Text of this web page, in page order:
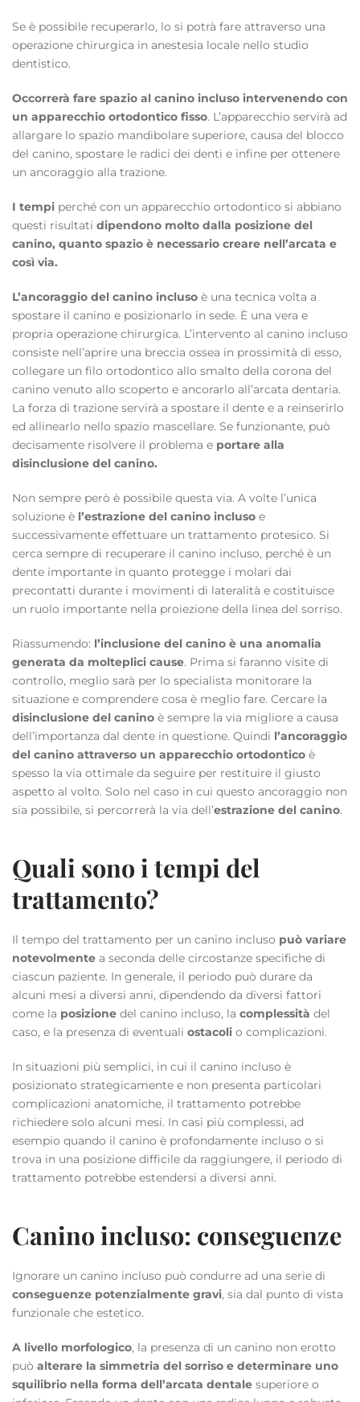
Se è possibile recuperarlo, lo si potrà fare attraverso una
operazione chirurgica in anestesia locale nello studio
dentistico.
Occorrerà fare spazio al canino incluso intervenendo con
un apparecchio ortodontico fisso. L’apparecchio servirà ad
allargare lo spazio mandibolare superiore, causa del blocco
del canino, spostare le radici dei denti e infine per ottenere
un ancoraggio alla trazione.
I tempi perché con un apparecchio ortodontico si abbiano
questi risultati dipendono molto dalla posizione del
canino, quanto spazio è necessario creare nell’arcata e
così via.
L’ancoraggio del canino incluso è una tecnica volta a
spostare il canino e posizionarlo in sede. È una vera e
propria operazione chirurgica. L’intervento al canino incluso
consiste nell’aprire una breccia ossea in prossimità di esso,
collegare un filo ortodontico allo smalto della corona del
canino venuto allo scoperto e ancorarlo all’arcata dentaria.
La forza di trazione servirà a spostare il dente e a reinserirlo
ed allinearlo nello spazio mascellare. Se funzionante, può
decisamente risolvere il problema e portare alla
disinclusione del canino.
Non sempre però è possibile questa via. A volte l’unica
soluzione è l’estrazione del canino incluso e
successivamente effettuare un trattamento protesico. Si
cerca sempre di recuperare il canino incluso, perché è un
dente importante in quanto protegge i molari dai
precontatti durante i movimenti di lateralità e costituisce
un ruolo importante nella proiezione della linea del sorriso.
Riassumendo: l’inclusione del canino è una anomalia
generata da molteplici cause. Prima si faranno visite di
controllo, meglio sarà per lo specialista monitorare la
situazione e comprendere cosa è meglio fare. Cercare la
disinclusione del canino è sempre la via migliore a causa
dell’importanza dal dente in questione. Quindi l’ancoraggio
del canino attraverso un apparecchio ortodontico è
spesso la via ottimale da seguire per restituire il giusto
aspetto al volto. Solo nel caso in cui questo ancoraggio non
sia possibile, si percorrerà la via dell’estrazione del canino.
Quali sono i tempi del
trattamento?
Il tempo del trattamento per un canino incluso può variare
notevolmente a seconda delle circostanze specifiche di
ciascun paziente. In generale, il periodo può durare da
alcuni mesi a diversi anni, dipendendo da diversi fattori
come la posizione del canino incluso, la complessità del
caso, e la presenza di eventuali ostacoli o complicazioni.
In situazioni più semplici, in cui il canino incluso è
posizionato strategicamente e non presenta particolari
complicazioni anatomiche, il trattamento potrebbe
richiedere solo alcuni mesi. In casi più complessi, ad
esempio quando il canino è profondamente incluso o si
trova in una posizione difficile da raggiungere, il periodo di
trattamento potrebbe estendersi a diversi anni.
Canino incluso: conseguenze
Ignorare un canino incluso può condurre ad una serie di
conseguenze potenzialmente gravi, sia dal punto di vista
funzionale che estetico.
A livello morfologico, la presenza di un canino non erotto
può alterare la simmetria del sorriso e determinare uno
squilibrio nella forma dell’arcata dentale superiore o